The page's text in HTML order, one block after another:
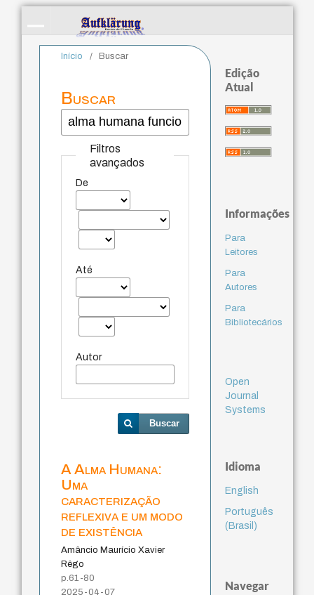
Início / Buscar
Buscar
Filtros
avançados
De
Até
Autor
Buscar
A Alma Humana:
Uma
caracterização
reflexiva e um modo
de existência
Amâncio Maurício Xavier
Rêgo
p.61-80
2025-04-07
Edição
Atual
Informações
Para
Leitores
Para
Autores
Para
Bibliotecários
Open
Journal
Systems
Idioma
English
Português
(Brasil)
Navegar